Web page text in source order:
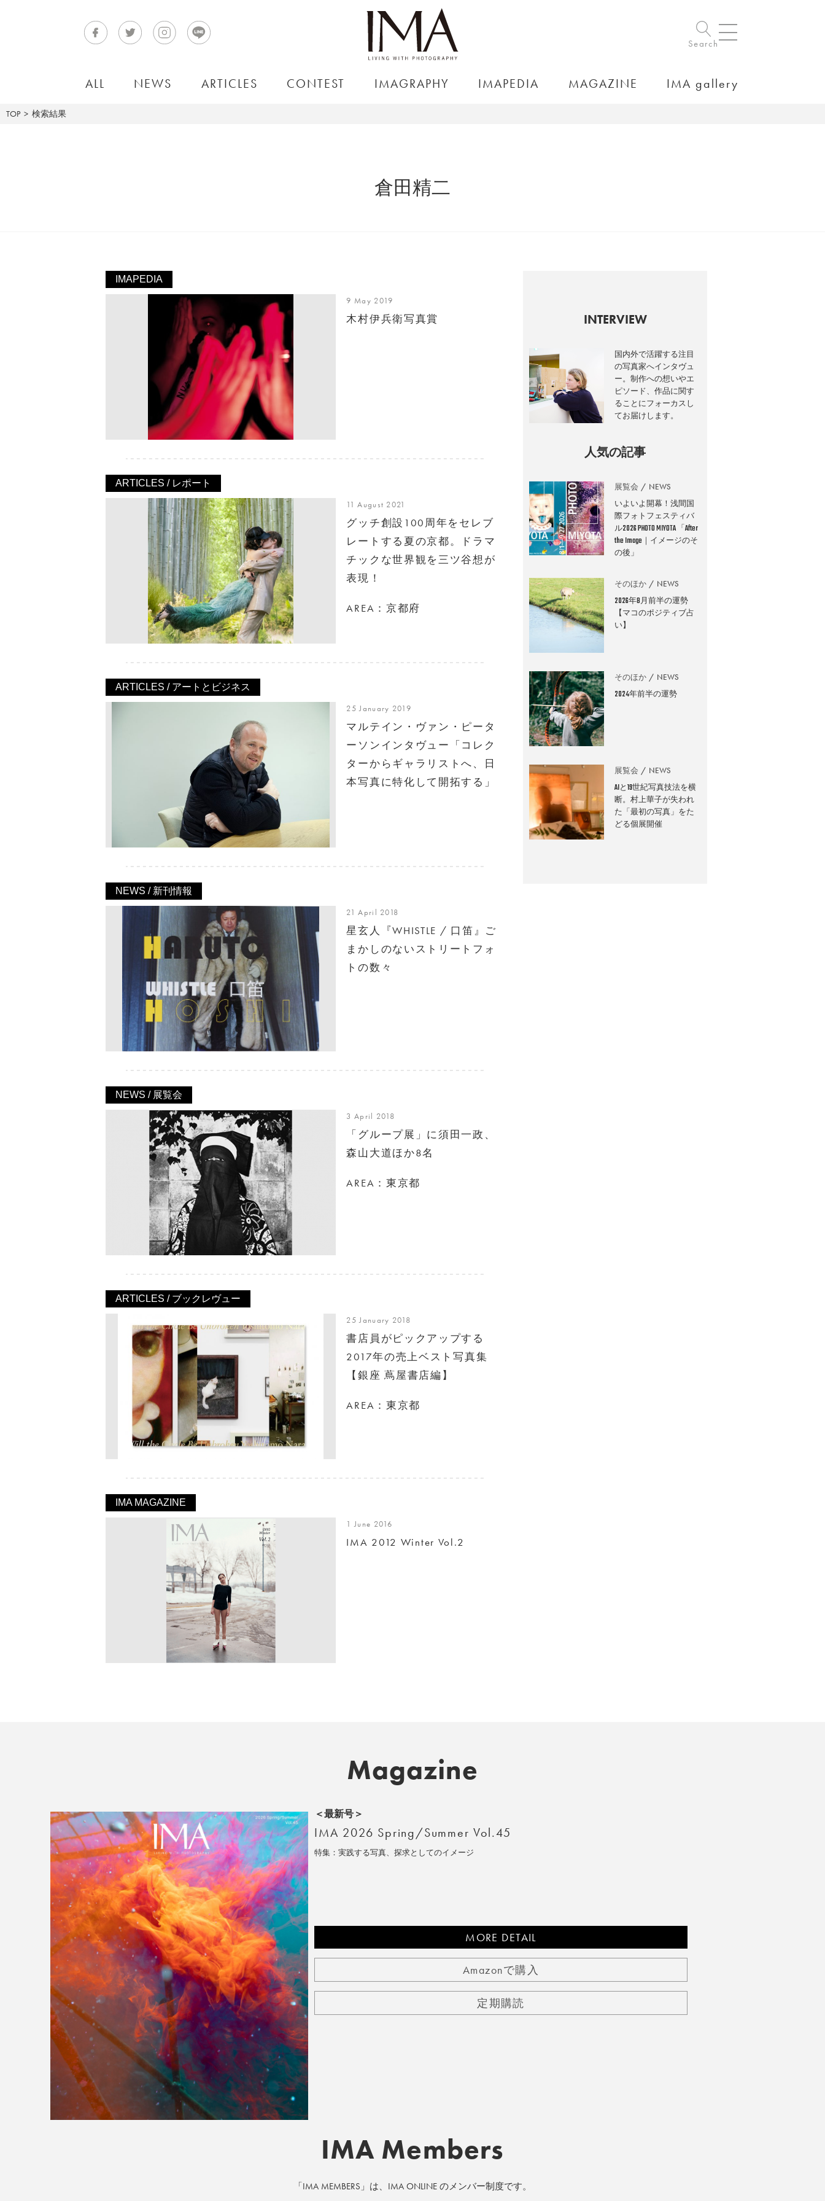
Search
ALL NEWS ARTICLES CONTEST IMAGRAPHY IMAPEDIA MAGAZINE IMA gallery
TOP 検索結果
倉田精二
IMAPEDIA
9 May 2019
木村伊兵衛写真賞
ARTICLES / レポート
11 August 2021
グッチ創設100周年をセレブ
レートする夏の京都。ドラマ
チックな世界観を三ツ谷想が
表現！
AREA：京都府
ARTICLES / アートとビジネス
25 January 2019
マルテイン・ヴァン・ピータ
ーソンインタヴュー「コレク
ターからギャラリストへ、日
本写真に特化して開拓する」
NEWS / 新刊情報
21 April 2018
星玄人『WHISTLE / 口笛』ご
まかしのないストリートフォ
トの数々
NEWS / 展覧会
3 April 2018
「グループ展」に須田一政、
森山大道ほか8名
AREA：東京都
ARTICLES / ブックレヴュー
25 January 2018
書店員がピックアップする
2017年の売上ベスト写真集
【銀座 蔦屋書店編】
AREA：東京都
IMA MAGAZINE
1 June 2016
IMA 2012 Winter Vol.2
INTERVIEW
国内外で活躍する注目
の写真家へインタヴュ
ー。制作への想いやエ
ピソード、作品に関す
ることにフォーカスし
てお届けします。
人気の記事
展覧会 NEWS
いよいよ開幕！浅間国
際フォトフェスティバ
ル2026 PHOTO MIYOTA 「After
the Image｜イメージのそ
の後」
そのほか NEWS
2026年8月前半の運勢
【マコのポジティブ占
い】
そのほか NEWS
2024年前半の運勢
展覧会 NEWS
AIと19世紀写真技法を横
断。村上華子が失われ
た「最初の写真」をた
どる個展開催
Magazine
>>全国の取り扱い店舗
＜最新号＞
IMA 2026 Spring/Summer Vol.45
特集：実践する写真、探求としてのイメージ
MORE DETAIL
Amazonで購入
定期購読
IMA Members
「IMA MEMBERS」は、IMA ONLINE のメンバー制度です。